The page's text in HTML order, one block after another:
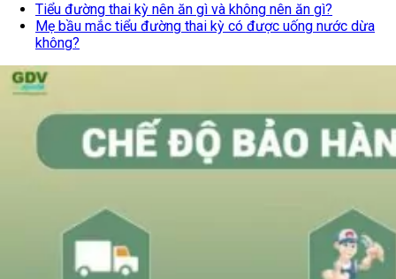
Tiểu đường thai kỳ nên ăn gì và không nên ăn gì?
Mẹ bầu mắc tiểu đường thai kỳ có được uống nước dừa
không?